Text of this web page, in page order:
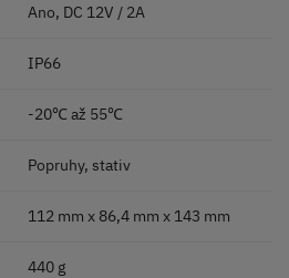
Ano, DC 12V / 2A
IP66
-20℃ až 55℃
Popruhy, stativ
112 mm x 86,4 mm x 143 mm
440 g